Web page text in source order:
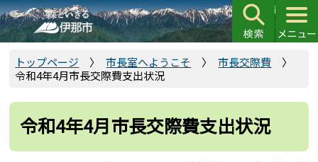
こ
の
ペ
で
トップページ 市長室へようこそ
市長交際費
令和4年4月市長交際費支出状況
令和4年4月市長交際費支出状況